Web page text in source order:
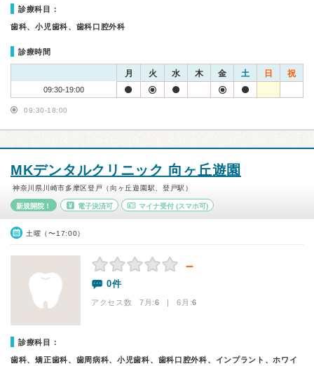
診療科目：
歯科、小児歯科、歯科口腔外科
診療時間
月 火 水 木 金 土 日 祝
09:30-19:00
09:30-18:00
MKデンタルクリニック 向ヶ丘遊園
神奈川県川崎市多摩区登戸（向ヶ丘遊園駅、登戸駅）
新規開院！ 電子決済可 マイナ受付 (スマホ可)
土曜（〜17:00）
－
0件
アクセス数 7月:6 | 6月:6
診療科目：
歯科、矯正歯科、歯周病科、小児歯科、歯科口腔外科、インプラント、ホワイ